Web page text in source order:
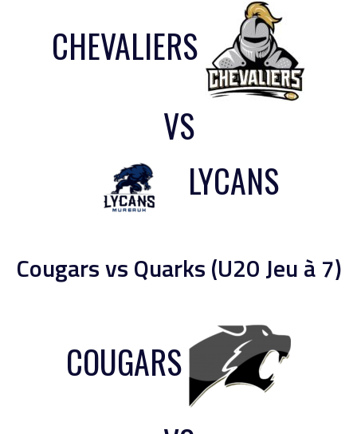
CHEVALIERS
VS
LYCANS
Cougars vs Quarks (U20 Jeu à 7)
COUGARS